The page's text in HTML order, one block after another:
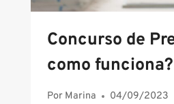
Concurso de
como funciona?
Por Marina 04/09/2023